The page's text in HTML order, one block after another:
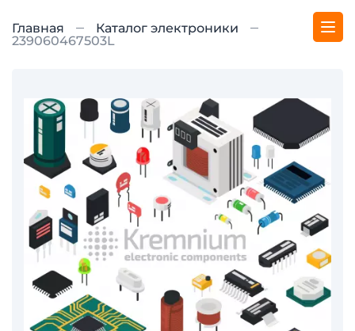
Главная
Каталог электроники
239060467503L